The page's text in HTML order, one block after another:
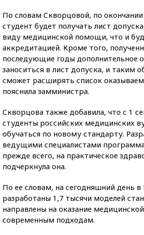
По словам Скворцовой, по
студент будет получать лист
виду медицинской помощи, что и
аккредитацией. Кроме того,
последующие годы дополнительное
заноситься в лист допуска, и таким
сможет расширять список
пояснила замминистра.
Скворцова также добавила, что с 1
студенты российских медицинских
обучаться по новому стандарту.
ведущими специалистами
прежде всего, на практическое
подчеркнула она.
По ее словам, на сегодняшний день в
разработаны 1,7 тысячи моделей
направлены на оказание
современным подходам.